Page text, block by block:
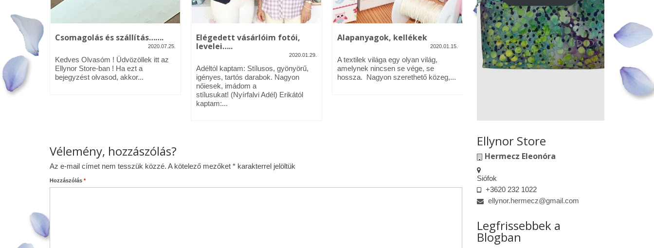
– Üdv
2020.01.09.
Ellynor
Csomagolás és szállítás…….
2020.07.25.
Kedves Olvasóm ! Üdvözöllek itt az
Ellynor Store-ban ! Ha ezt a
bejegyzést olvasod, akkor...
Elégedett vásárlóim fotói,
levelei…..
2020.01.29.
Adéltól kaptam: Stílusos, gyönyörű,
igényes, tartós darabok. Nagyon
nőiesek, imádom a
stílusukat! (Nyírfalvi Adél) Erikától
kaptam:...
Alapanyagok, kellékek
2020.01.15.
A textilek világa egy olyan világ,
amelynek nincsen se vége, se
hossza. Nagyon szerethető közeg,...
A termékek tisztítása
2020.01.13.
Alapanyagok: Tilda pamutvászon,
designer pamutvászon, lenvászon,
Kedves
Vélemény, hozzászólás?
Az e-mail címet nem tesszük közzé. A kötelező mezőket * karakterrel jelöltük
Hozzászólás *
Ellynor Store
Hermecz Eleonóra
Siófok
+3620 232 1022
ellynor.hermecz@gmail.com
Legfrissebbek a
Blogban